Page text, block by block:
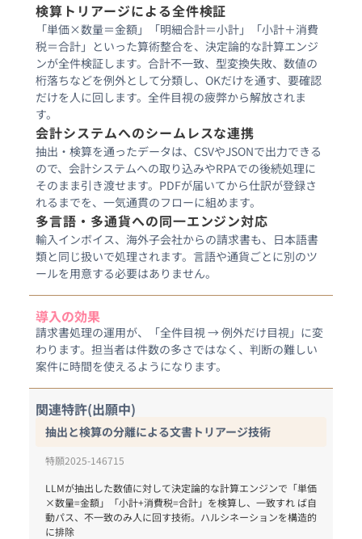
検算トリアージによる全件検証
「単価×数量＝金額」「明細合計＝小計」「小計＋消費
税＝合計」といった算術整合を、決定論的な計算エンジ
ンが全件検証します。合計不一致、型変換失敗、数値の
桁落ちなどを例外として分類し、OKだけを通す、要確認
だけを人に回します。全件目視の疲弊から解放されま
す。
会計システムへのシームレスな連携
抽出・検算を通ったデータは、CSVやJSONで出力できる
ので、会計システムへの取り込みやRPAでの後続処理に
そのまま引き渡せます。PDFが届いてから仕訳が登録さ
れるまでを、一気通貫のフローに組めます。
多言語・多通貨への同一エンジン対応
輸入インボイス、海外子会社からの請求書も、日本語書
類と同じ扱いで処理されます。言語や通貨ごとに別のツ
ールを用意する必要はありません。
導入の効果
請求書処理の運用が、「全件目視 → 例外だけ目視」に変
わります。担当者は件数の多さではなく、判断の難しい
案件に時間を使えるようになります。
関連特許(出願中)
抽出と検算の分離による文書トリアージ技術
特願2025-146715
LLMが抽出した数値に対して決定論的な計算エンジンで「単価
×数量=金額」「小計+消費税=合計」を検算し、一致すれ ば自
動パス、不一致のみ人に回す技術。ハルシネーションを構造的
に排除